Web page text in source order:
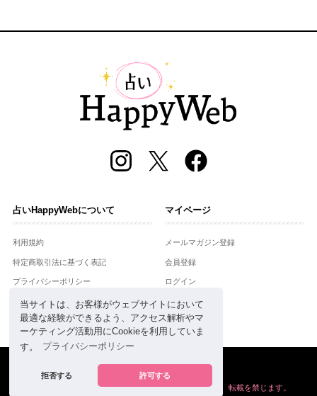
当サイトは、お客様がウェブサイトにおいて
最適な経験ができるよう、アクセス解析やマ
ーケティング活動用にCookieを利用していま
す。
プライバシーポリシー
拒否する 許可する
占いHappyWebについて
利用規約
特定商取引法に基づく表記
プライバシーポリシー
運営会社
お問合せ
マイページ
メールマガジン登録
会員登録
ログイン
powered by
掲載の情報や画像など、すべてのコンテンツの無断複写、転載を禁じます。